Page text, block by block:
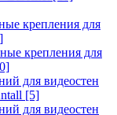
крепления для
крепления для
для видеостен
[5]
для видеостен